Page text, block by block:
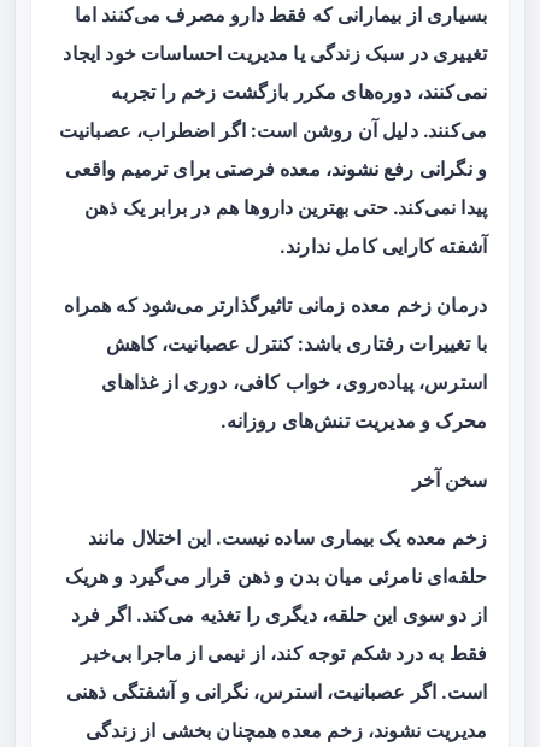
بسیاری از بیمارانی که فقط دارو مصرف می‌کنند اما
تغییری در سبک زندگی یا مدیریت احساسات خود ایجاد
نمی‌کنند، دوره‌های مکرر بازگشت زخم را تجربه
می‌کنند. دلیل آن روشن است: اگر اضطراب، عصبانیت
و نگرانی رفع نشوند، معده فرصتی برای ترمیم واقعی
پیدا نمی‌کند. حتی بهترین داروها هم در برابر یک ذهن
آشفته کارایی کامل ندارند.
درمان زخم معده زمانی تاثیرگذارتر می‌شود که همراه
با تغییرات رفتاری باشد: کنترل عصبانیت، کاهش
استرس، پیاده‌روی، خواب کافی، دوری از غذاهای
محرک و مدیریت تنش‌های روزانه.
سخن آخر
زخم معده یک بیماری ساده نیست. این اختلال مانند
حلقه‌ای نامرئی میان بدن و ذهن قرار می‌گیرد و هریک
از دو سوی این حلقه، دیگری را تغذیه می‌کند. اگر فرد
فقط به درد شکم توجه کند، از نیمی از ماجرا بی‌خبر
است. اگر عصبانیت، استرس، نگرانی و آشفتگی ذهنی
مدیریت نشوند، زخم معده همچنان بخشی از زندگی